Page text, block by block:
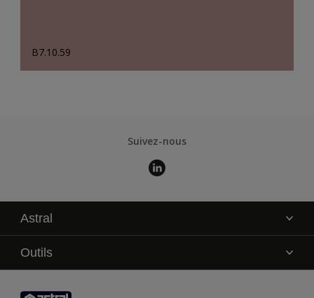
B7.10.59
Suivez-nous
Astral
La marque
Service technique
Contact
Outils